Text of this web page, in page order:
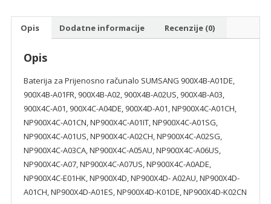
Opis Dodatne informacije Recenzije (0)
Opis
Baterija za Prijenosno računalo SUMSANG 900X4B-A01DE,
900X4B-A01FR, 900X4B-A02, 900X4B-A02US, 900X4B-A03,
900X4C-A01, 900X4C-A04DE, 900X4D-A01, NP900X4C-A01CH,
NP900X4C-A01CN, NP900X4C-A01IT, NP900X4C-A01SG,
NP900X4C-A01US, NP900X4C-A02CH, NP900X4C-A02SG,
NP900X4C-A03CA, NP900X4C-A05AU, NP900X4C-A06US,
NP900X4C-A07, NP900X4C-A07US, NP900X4C-A0ADE,
NP900X4C-E01HK, NP900X4D, NP900X4D- A02AU, NP900X4D-
A01CH, NP900X4D-A01ES, NP900X4D-K01DE, NP900X4D-K02CN